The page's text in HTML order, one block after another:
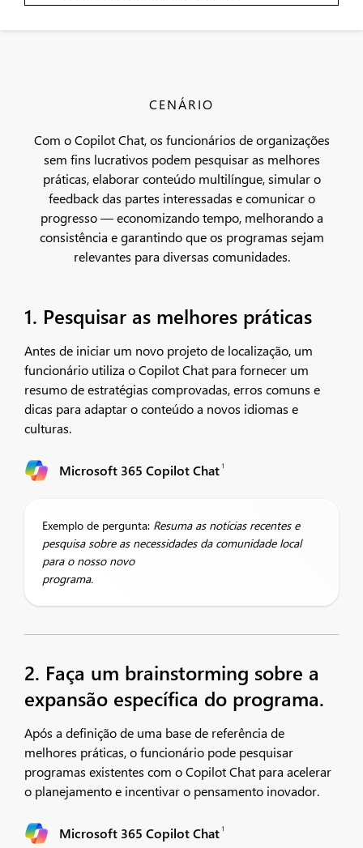
CENÁRIO
Com o Copilot Chat, os funcionários de organizações
sem fins lucrativos podem pesquisar as melhores
práticas, elaborar conteúdo multilíngue, simular o
feedback das partes interessadas e comunicar o
progresso — economizando tempo, melhorando a
consistência e garantindo que os programas sejam
relevantes para diversas comunidades.
1. Pesquisar as melhores práticas
Antes de iniciar um novo projeto de localização, um
funcionário utiliza o Copilot Chat para fornecer um
resumo de estratégias comprovadas, erros comuns e
dicas para adaptar o conteúdo a novos idiomas e
culturas.
Microsoft 365 Copilot Chat 1
Exemplo de pergunta: Resuma as notícias recentes e
pesquisa sobre as necessidades da comunidade local
para o nosso novo
programa.
2. Faça um brainstorming sobre a
expansão específica do programa.
Após a definição de uma base de referência de
melhores práticas, o funcionário pode pesquisar
programas existentes com o Copilot Chat para acelerar
o planejamento e incentivar o pensamento inovador.
Microsoft 365 Copilot Chat 1